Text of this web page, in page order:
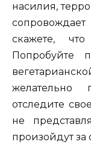
насилия,
скажете,
Попробуйте
отследите
не
произойдут за